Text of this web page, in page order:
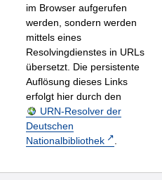
im Browser aufgerufen
werden, sondern werden
mittels eines
Resolvingdienstes in URLs
übersetzt. Die persistente
Auflösung dieses Links
erfolgt hier durch den
URN-Resolver der
Deutschen
Nationalbibliothek
.